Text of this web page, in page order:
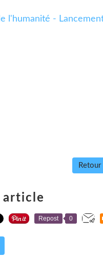
Retour
article
Repost 0